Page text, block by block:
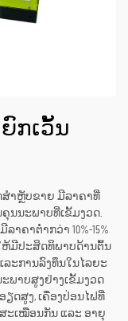
ກເວັ້ນ
ສຳຫຼັບຂາຍ ມີລາຄາທີ່
ນນະພາບທີ່ເຂັ້ມງວດ.
ຄາຕ່ຳກວ່າ 10%-15%
ຫ້ມີປະສິດທິພາບດ້ານຕົ້ນ
ະການລົງທຶນໃນໄລຍະ
ພາບສູງຢ່າງເຂັ້ມງວດ
ດສູງ, ເຄື່ອງປ່ອນໄຟທີ່
ະເໝືອນກັນ ແລະ ອາຍຸ